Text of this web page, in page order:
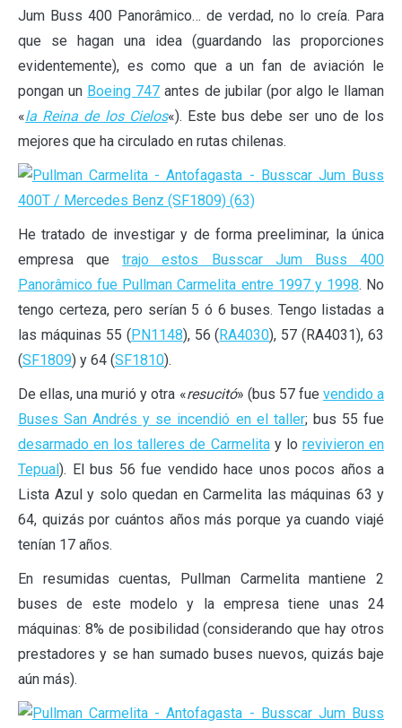
Jum Buss 400 Panorâmico… de verdad, no lo creía. Para
que se hagan una idea (guardando las proporciones
evidentemente), es como que a un fan de aviación le
pongan un Boeing 747 antes de jubilar (por algo le llaman
«la Reina de los Cielos«). Este bus debe ser uno de los
mejores que ha circulado en rutas chilenas.
He tratado de investigar y de forma preeliminar, la única
empresa quetrajo estos Busscar Jum Buss 400
Panorâmico fue Pullman Carmelita entre 1997 y 1998. No
tengo certeza, pero serían 5 ó 6 buses. Tengo listadas a
las máquinas 55 (PN1148), 56 (RA4030), 57 (RA4031), 63
(SF1809) y 64 (SF1810).
De ellas, una murió y otra «resucitó» (bus 57 fue vendido a
Buses San Andrés y se incendió en el taller; bus 55 fue
desarmado en los talleres de Carmelitay lo revivieron en
Tepual). El bus 56 fue vendido hace unos pocos años a
Lista Azul y solo quedan en Carmelita las máquinas 63 y
64, quizás por cuántos años más porque ya cuando viajé
tenían 17 años.
En resumidas cuentas, Pullman Carmelita mantiene 2
buses de este modelo y la empresa tiene unas 24
máquinas: 8% de posibilidad (considerando que hay otros
prestadores y se han sumado buses nuevos, quizás baje
aún más).